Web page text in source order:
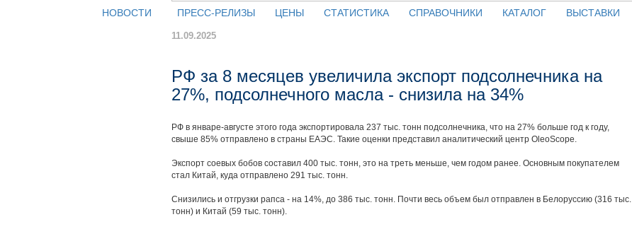
НОВОСТИ ПРЕСС-РЕЛИЗЫ ЦЕНЫ СТАТИСТИКА СПРАВОЧНИКИ КАТАЛОГ ВЫСТАВКИ
11.09.2025
РФ за 8 месяцев увеличила экспорт подсолнечника на
27%, подсолнечного масла - снизила на 34%
РФ в январе-августе этого года экспортировала 237 тыс. тонн подсолнечника, что на 27% больше год к году,
свыше 85% отправлено в страны ЕАЭС. Такие оценки представил аналитический центр OleoScope.
Экспорт соевых бобов составил 400 тыс. тонн, это на треть меньше, чем годом ранее. Основным покупателем
стал Китай, куда отправлено 291 тыс. тонн.
Снизились и отгрузки рапса - на 14%, до 386 тыс. тонн. Почти весь объем был отправлен в Белоруссию (316 тыс.
тонн) и Китай (59 тыс. тонн).